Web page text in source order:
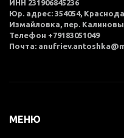
ИНН 231906845236
Юр. адрес: 354054,
Измайловка, пер.
Телефон +79183051049
Почта:
МЕНЮ